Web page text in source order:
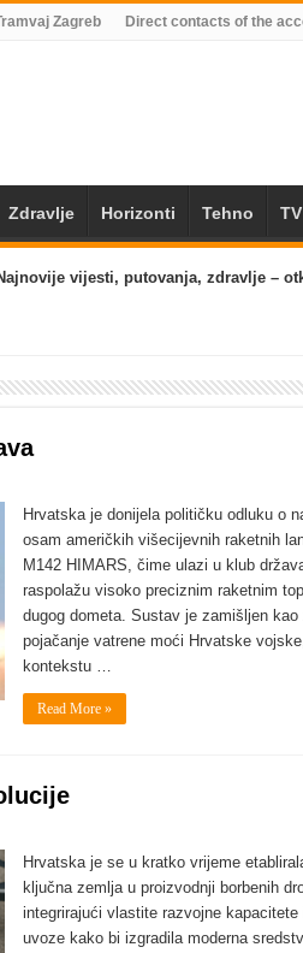
Zagreb Direct contacts of the
Zdravlje Horizonti Tehno TV
vijesti, putovanja, zdravlje –
Hrvatska je donijela političku odluku o
osam američkih višecijevnih raketnih
M142 HIMARS, čime ulazi u klub
raspolažu visoko preciznim raketnim
dugog dometa. Sustav je zamišljen kao
pojačanje vatrene moći Hrvatske
kontekstu …
Read More »
Hrvatska je se u kratko vrijeme
ključna zemlja u proizvodnji borbenih
integrirajući vlastite razvojne
uvoze kako bi izgradila moderna